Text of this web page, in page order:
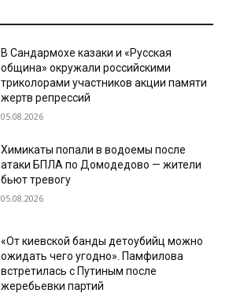
В Сандармохе казаки и «Русская
община» окружали российскими
триколорами участников акции памяти
жертв репрессий
05.08.2026
Химикаты попали в водоемы после
атаки БПЛА по Домодедово — жители
бьют тревогу
05.08.2026
«От киевской банды детоубийц можно
ожидать чего угодно». Памфилова
встретилась с Путиным после
жеребьевки партий